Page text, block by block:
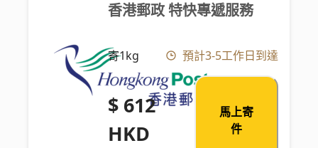
香港郵政 特快專遞服務
寄1kg 預計3-5工作日到達
$ 612
HKD
馬上寄
件